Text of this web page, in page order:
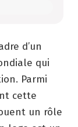
d’un
qui
Parmi
cette
un rôle